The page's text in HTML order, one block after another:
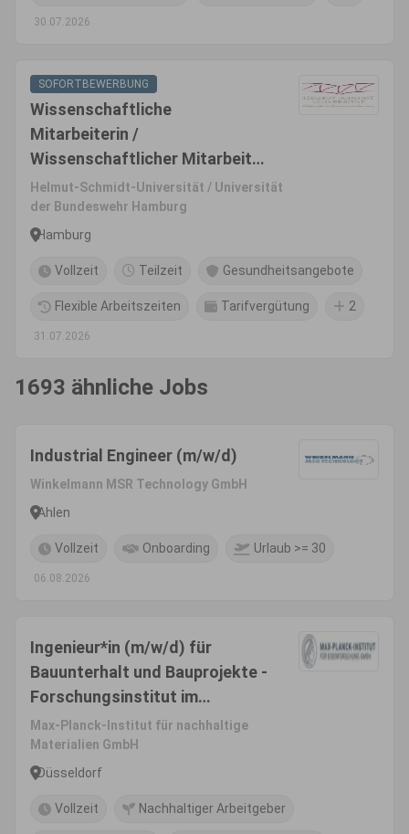
30.07.2026
SOFORTBEWERBUNG
Wissenschaftliche
Mitarbeiterin /
Wissenschaftlicher Mitarbeiter
(m/w/d) Fakultät für
Maschinenbau und
Bauingenieurwesen, Professur
Helmut-Schmidt-Universität / Universität
der Bundeswehr Hamburg
Hamburg
Vollzeit Teilzeit Gesundheitsangebote
Flexible Arbeitszeiten Tarifvergütung 2
31.07.2026
1693 ähnliche Jobs
Industrial Engineer (m/w/d)
Winkelmann MSR Technology GmbH
Ahlen
Vollzeit Onboarding Urlaub >= 30
06.08.2026
Ingenieur*in (m/w/d) für
Bauunterhalt und Bauprojekte -
Forschungsinstitut im
öffentlichen Dienst
Max-Planck-Institut für nachhaltige
Materialien GmbH
Düsseldorf
Vollzeit Nachhaltiger Arbeitgeber